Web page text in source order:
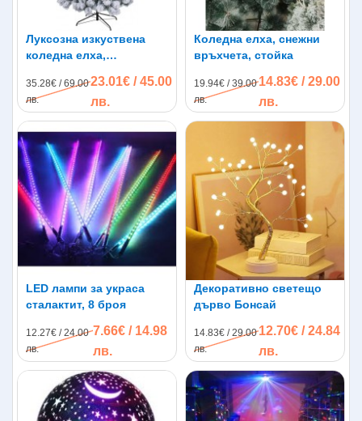
Луксозна изкуствена
коледна елха,
35.28€ / 69.00
лв.
23.01€ / 45.00
лв.
Коледна елха, снежни
връхчета, стойка
19.94€ / 39.00
лв.
14.83€ / 29.00
лв.
LED лампи за украса
сталактит, 8 броя
12.27€ / 24.00
лв.
7.66€ / 14.98
лв.
Декоративно светещо
дърво Бонсай
14.83€ / 29.00
лв.
12.70€ / 24.84
лв.